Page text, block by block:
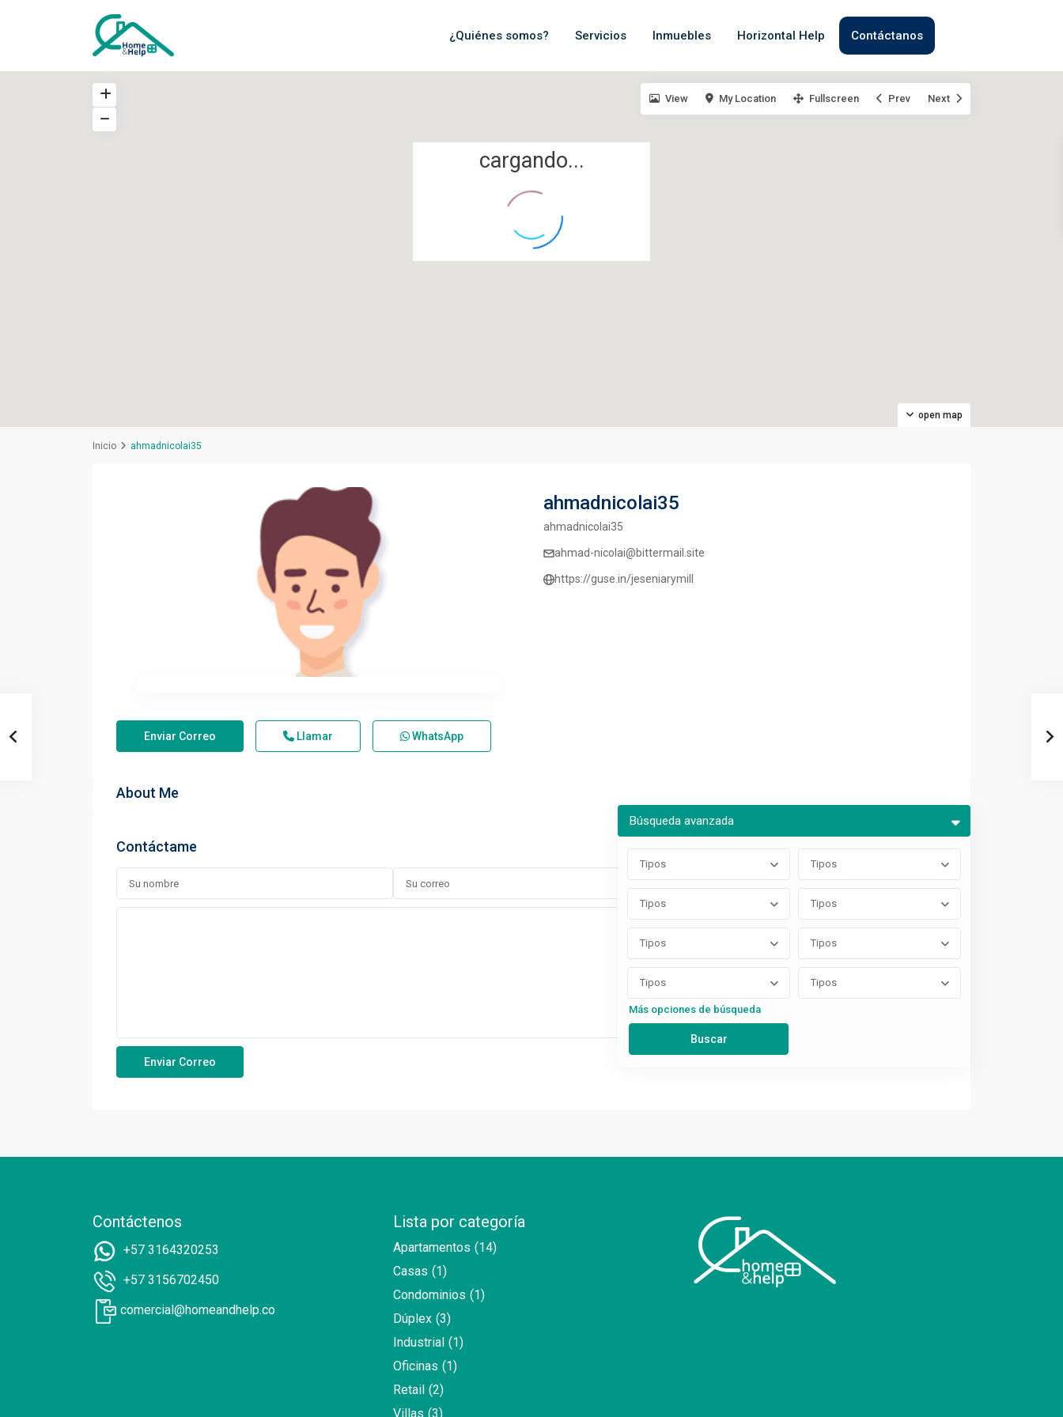
¿Quiénes somos? Servicios Inmuebles Horizontal Help Contáctanos
cargando...
open map
View My Location Fullscreen Prev Next
Búsqueda avanzada
Tipos Tipos
Tipos Tipos
Tipos Tipos
Tipos Tipos
Más opciones de búsqueda
Inicio ahmadnicolai35
ahmadnicolai35
ahmadnicolai35
ahmad-nicolai@bittermail.site
https://guse.in/jeseniarymill
Enviar Correo Llamar WhatsApp
About Me
Contáctame
Contáctenos
+57 3164320253
+57 3156702450
comercial@homeandhelp.co
Lista por categoría
Apartamentos (14)
Casas (1)
Condominios (1)
Dúplex (3)
Industrial (1)
Oficinas (1)
Retail (2)
Villas (3)